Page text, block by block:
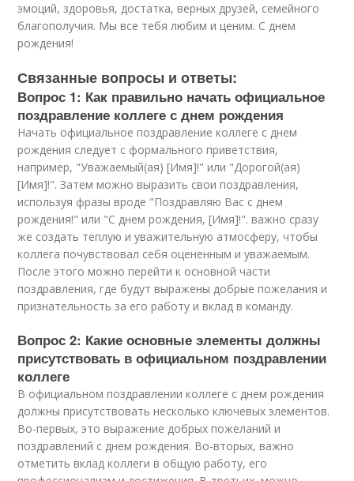
эмоций, здоровья, достатка, верных друзей, семейного
благополучия. Мы все тебя любим и ценим. С днем
рождения!
Связанные вопросы и ответы:
Вопрос 1: Как правильно начать официальное
поздравление коллеге с днем рождения
Начать официальное поздравление коллеге с днем
рождения следует с формального приветствия,
например, "Уважаемый(ая) [Имя]!" или "Дорогой(ая)
[Имя]!". Затем можно выразить свои поздравления,
используя фразы вроде "Поздравляю Вас с днем
рождения!" или "С днем рождения, [Имя]!". важно сразу
же создать теплую и уважительную атмосферу, чтобы
коллега почувствовал себя оцененным и уважаемым.
После этого можно перейти к основной части
поздравления, где будут выражены добрые пожелания и
признательность за его работу и вклад в команду.
Вопрос 2: Какие основные элементы должны
присутствовать в официальном поздравлении
коллеге
В официальном поздравлении коллеге с днем рождения
должны присутствовать несколько ключевых элементов.
Во-первых, это выражение добрых пожеланий и
поздравлений с днем рождения. Во-вторых, важно
отметить вклад коллеги в общую работу, его